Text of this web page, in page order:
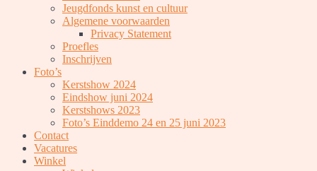
Jeugdfonds kunst en cultuur
Algemene voorwaarden
Privacy Statement
Proefles
Inschrijven
Foto’s
Kerstshow 2024
Eindshow juni 2024
Kerstshows 2023
Foto’s Einddemo 24 en 25 juni 2023
Contact
Vacatures
Winkel